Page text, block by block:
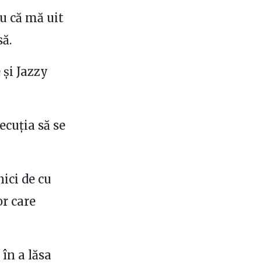
că mă uit
Jazzy
să se
de cu
care
a lăsa